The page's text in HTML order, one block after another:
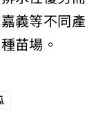
義等不同產
苗場。